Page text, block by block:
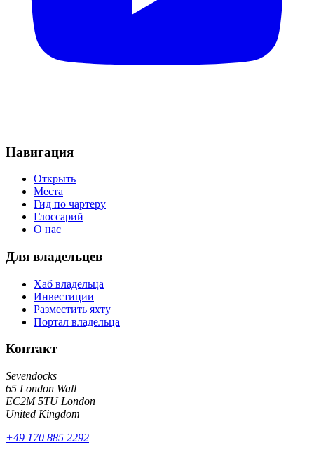
Навигация
Открыть
Места
Гид по чартеру
Глоссарий
О нас
Для владельцев
Хаб владельца
Инвестиции
Разместить яхту
Портал владельца
Контакт
Sevendocks
65 London Wall
EC2M 5TU London
United Kingdom
+49 170 885 2292